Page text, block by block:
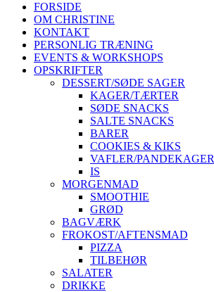
FORSIDE
OM CHRISTINE
KONTAKT
PERSONLIG TRÆNING
EVENTS & WORKSHOPS
OPSKRIFTER
DESSERT/SØDE SAGER
KAGER/TÆRTER
SØDE SNACKS
SALTE SNACKS
BARER
COOKIES & KIKS
VAFLER/PANDEKAGER
IS
MORGENMAD
SMOOTHIE
GRØD
BAGVÆRK
FROKOST/AFTENSMAD
PIZZA
TILBEHØR
SALATER
DRIKKE